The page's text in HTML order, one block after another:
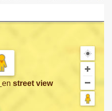
en street view